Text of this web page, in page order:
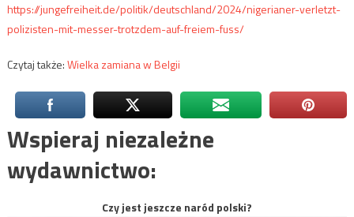
https://jungefreiheit.de/politik/deutschland/2024/nigerianer-verletzt-
polizisten-mit-messer-trotzdem-auf-freiem-fuss/
Czytaj także:Wielka zamiana w Belgii
Wspieraj niezależne
wydawnictwo:
Czy jest jeszcze naród polski?